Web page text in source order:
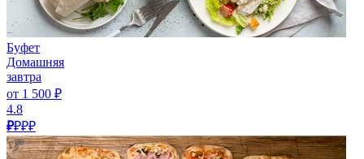
Буфет
Домашняя
завтра
от 1 500 ₽
4.8
₽₽₽₽